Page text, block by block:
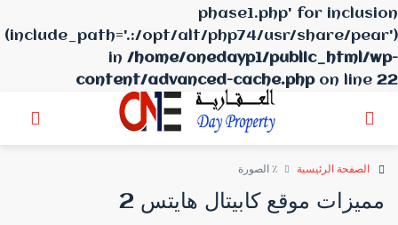
phase1.php' for inclusion
(include_path='.:/opt/alt/php74/usr/share/pear')
in /home/onedayp1/public_html/wp-
content/advanced-cache.phpon line 22
الصفحة الرئيسية ٪ الصورة
مميزات موقع كابيتال هايتس 2